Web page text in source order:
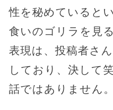
性を秘めていると
食いのゴリラを見
表現は、投稿者さ
しており、決して
話ではありません。